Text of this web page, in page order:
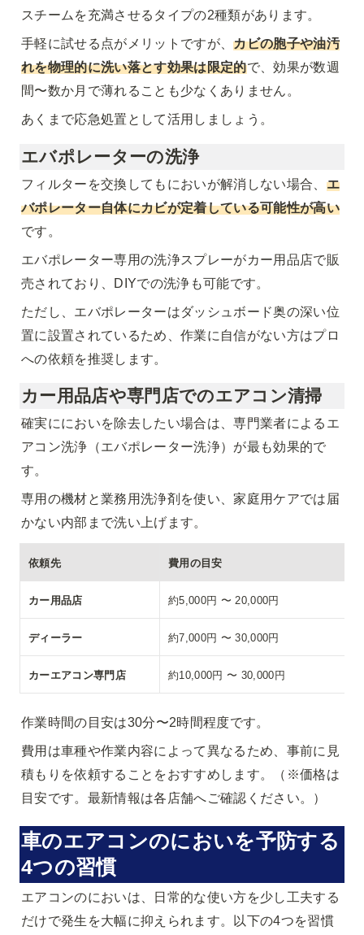
スチームを充満させるタイプの2種類があります。
手軽に試せる点がメリットですが、カビの胞子や油汚
れを物理的に洗い落とす効果は限定的で、効果が数週
間〜数か月で薄れることも少なくありません。
あくまで応急処置として活用しましょう。
エバポレーターの洗浄
フィルターを交換してもにおいが解消しない場合、 エ
バポレーター自体にカビが定着している可能性が高い
です。
エバポレーター専用の洗浄スプレーがカー用品店で販
売されており、DIYでの洗浄も可能です。
ただし、エバポレーターはダッシュボード奥の深い位
置に設置されているため、作業に自信がない方はプロ
への依頼を推奨します。
カー用品店や専門店でのエアコン清掃
確実ににおいを除去したい場合は、専門業者によるエ
アコン洗浄（エバポレーター洗浄）が最も効果的で
す。
専用の機材と業務用洗浄剤を使い、家庭用ケアでは届
かない内部まで洗い上げます。
依頼先 費用の目安
カー用品店 約5,000円 〜 20,000円
ディーラー 約7,000円 〜 30,000円
カーエアコン専門店 約10,000円 〜 30,000円
作業時間の目安は30分〜2時間程度です。
費用は車種や作業内容によって異なるため、事前に見
積もりを依頼することをおすすめします。（※価格は
目安です。最新情報は各店舗へご確認ください。）
車のエアコンのにおいを予防する
4つの習慣
エアコンのにおいは、日常的な使い方を少し工夫する
だけで発生を大幅に抑えられます。以下の4つを習慣